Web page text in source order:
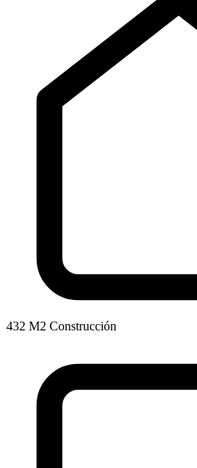
432 M2 Construcción